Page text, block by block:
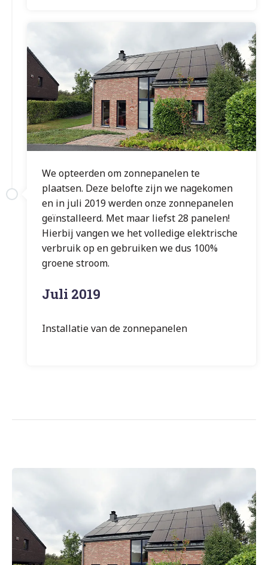
We opteerden om zonnepanelen te
plaatsen. Deze belofte zijn we nagekomen
en in juli 2019 werden onze zonnepanelen
geïnstalleerd. Met maar liefst 28 panelen!
Hierbij vangen we het volledige elektrische
verbruik op en gebruiken we dus 100%
groene stroom.
Juli 2019
Installatie van de zonnepanelen